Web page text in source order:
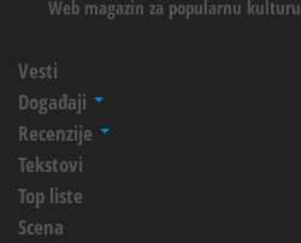
Web magazin za popularnu kulturu
Vesti
Događaji
Recenzije
Tekstovi
Top liste
Scena